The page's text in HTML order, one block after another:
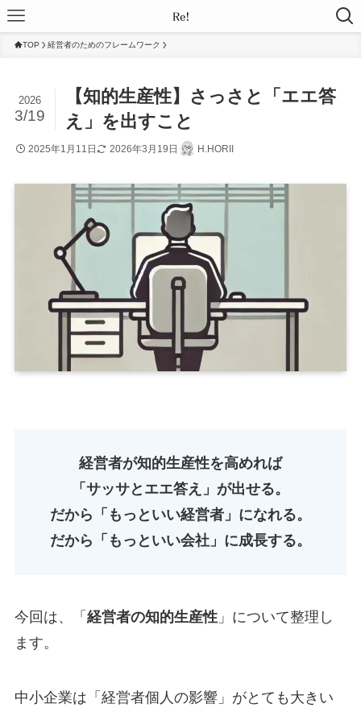
TOP 経営者のためのフレームワーク
【知的生産性】さっさと「エエ答
え」を出すこと
2026
3/19
2025年1月11日 2026年3月19日 H.HORII
経営者が知的生産性を高めれば
「サッサとエエ答え」が出せる。
だから「もっといい経営者」になれる。
だから「もっといい会社」に成長する。
今回は、「 経営者の知的生産性」について整理し
ます。
中小企業は「経営者個人の影響」がとても大きい